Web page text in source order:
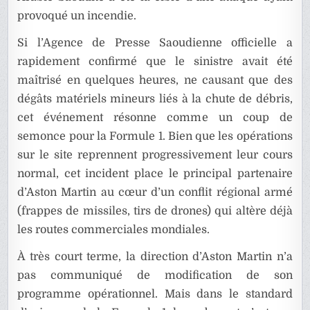
provoqué un incendie.
Si l’Agence de Presse Saoudienne officielle a
rapidement confirmé que le sinistre avait été
maîtrisé en quelques heures, ne causant que des
dégâts matériels mineurs liés à la chute de débris,
cet événement résonne comme un coup de
semonce pour la Formule 1. Bien que les opérations
sur le site reprennent progressivement leur cours
normal, cet incident place le principal partenaire
d’Aston Martin au cœur d’un conflit régional armé
(frappes de missiles, tirs de drones) qui altère déjà
les routes commerciales mondiales.
À très court terme, la direction d’Aston Martin n’a
pas communiqué de modification de son
programme opérationnel. Mais dans le standard